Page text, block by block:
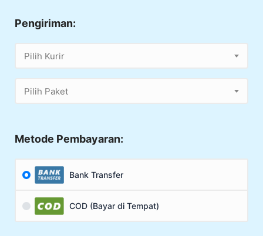
Pengiriman:
Pilih Kurir
Pilih Paket
Metode Pembayaran:
Bank Transfer
COD (Bayar di Tempat)